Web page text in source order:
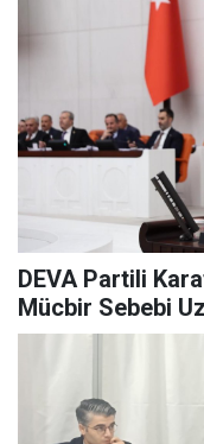
DEVA Partili
Mücbir Sebebi